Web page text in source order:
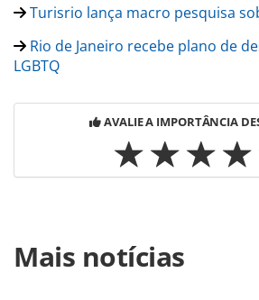
Turisrio lança macro pesquisa
Rio de Janeiro recebe plano de
LGBTQ
AVALIE A IMPORTÂNCIA
https://www.panrotas.com.br/
deixa-praias-de-arraial-do-cabo-
Mais notícias